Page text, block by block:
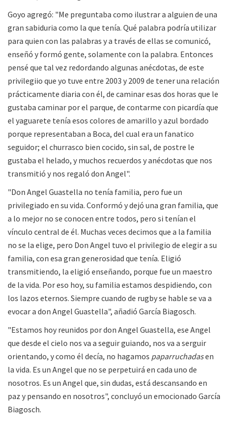
Goyo agregó: "Me preguntaba como ilustrar a alguien de una
gran sabiduria como la que tenía. Qué palabra podría utilizar
para quien con las palabras y a través de ellas se comunicó,
enseñó y formó gente, solamente con la palabra. Entonces
pensé que tal vez redordando algunas anécdotas, de este
privilegiio que yo tuve entre 2003 y 2009 de tener una relación
prácticamente diaria con él, de caminar esas dos horas que le
gustaba caminar por el parque, de contarme con picardía que
el yaguarete tenía esos colores de amarillo y azul bordado
porque representaban a Boca, del cual era un fanatico
seguidor; el churrasco bien cocido, sin sal, de postre le
gustaba el helado, y muchos recuerdos y anécdotas que nos
transmitió y nos regaló don Angel".
"Don Angel Guastella no tenía familia, pero fue un
privilegiado en su vida. Conformó y dejó una gran familia, que
a lo mejor no se conocen entre todos, pero si tenían el
vínculo central de él. Muchas veces decimos que a la familia
no se la elige, pero Don Angel tuvo el privilegio de elegir a su
familia, con esa gran generosidad que tenía. Eligió
transmitiendo, la eligió enseñando, porque fue un maestro
de la vida. Por eso hoy, su familia estamos despidiendo, con
los lazos eternos. Siempre cuando de rugby se hable se va a
evocar a don Angel Guastella", añadió García Biagosch.
"Estamos hoy reunidos por don Angel Guastella, ese Angel
que desde el cielo nos va a seguir guiando, nos va a serguir
orientando, y como él decía, no hagamos paparruchadasen
la vida. Es un Angel que no se perpetuirá en cada uno de
nosotros. Es un Angel que, sin dudas, está descansando en
paz y pensando en nosotros", concluyó un emocionado García
Biagosch.